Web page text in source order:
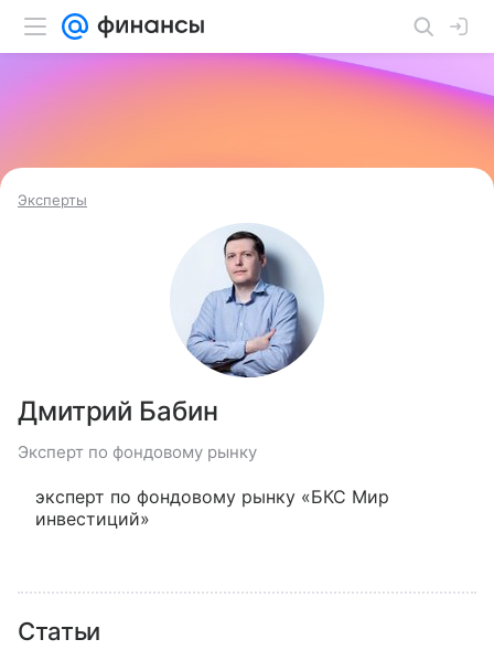
Эксперты
Дмитрий Бабин
Эксперт по фондовому рынку
эксперт по фондовому рынку «БКС Мир
инвестиций»
Статьи